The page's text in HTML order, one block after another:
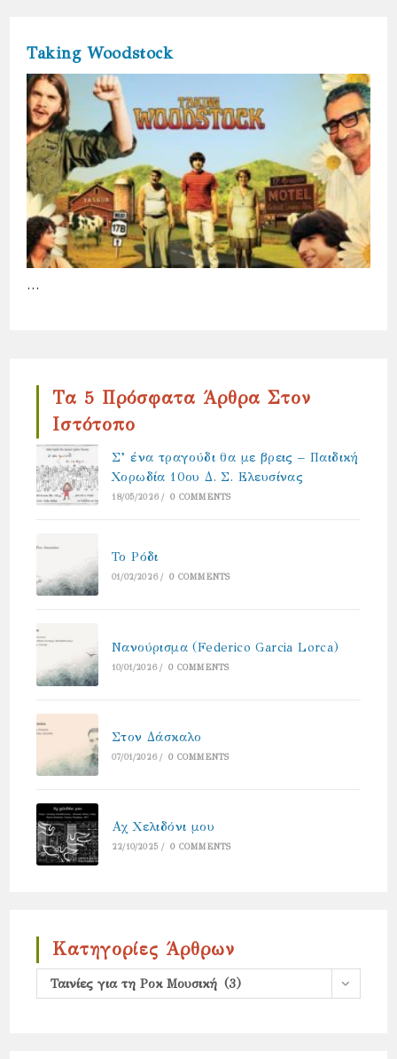
Taking Woodstock
…
Τα 5 Πρόσφατα Άρθρα Στον
Ιστότοπο
Σ’ ένα τραγούδι θα με βρεις – Παιδική
Χορωδία 10ου Δ. Σ. Ελευσίνας
18/05/2026 / 0 COMMENTS
Το Ρόδι
01/02/2026 / 0 COMMENTS
Νανούρισμα (Federico Garcia Lorca)
10/01/2026 / 0 COMMENTS
Στον Δάσκαλο
07/01/2026 / 0 COMMENTS
Αχ Χελιδόνι μου
22/10/2025 / 0 COMMENTS
Κατηγορίες Άρθρων
Κατηγορίες
Ταινίες για τη Ροκ Μουσική (3)